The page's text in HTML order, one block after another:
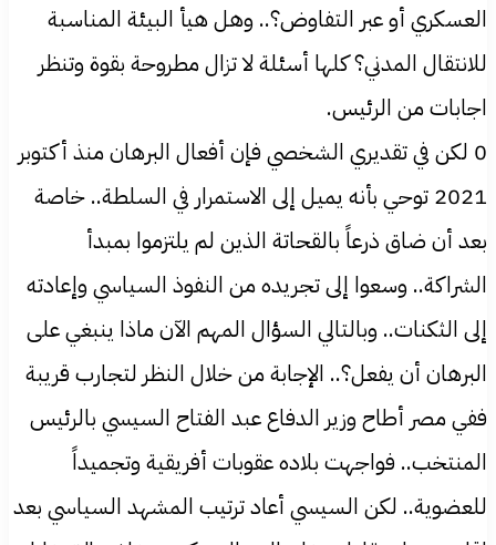
العسكري أو عبر التفاوض؟.. وهل هيأ البيئة المناسبة
للانتقال المدني؟ كلها أسئلة لا تزال مطروحة بقوة وتنظر
اجابات من الرئيس.
0 لكن في تقديري الشخصي فإن أفعال البرهان منذ أكتوبر
2021 توحي بأنه يميل إلى الاستمرار في السلطة.. خاصة
بعد أن ضاق ذرعاً بالقحاتة الذين لم يلتزموا بمبدأ
الشراكة.. وسعوا إلى تجريده من النفوذ السياسي وإعادته
إلى الثكنات.. وبالتالي السؤال المهم الآن ماذا ينبغي على
البرهان أن يفعل؟.. الإجابة من خلال النظر لتجارب قريبة
ففي مصر أطاح وزير الدفاع عبد الفتاح السيسي بالرئيس
المنتخب.. فواجهت بلاده عقوبات أفريقية وتجميداً
للعضوية.. لكن السيسي أعاد ترتيب المشهد السياسي بعد